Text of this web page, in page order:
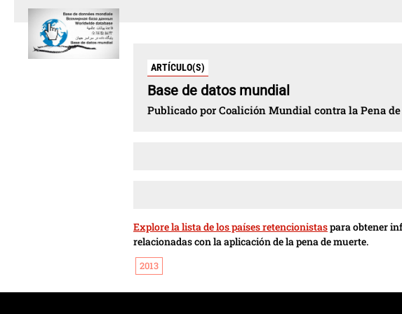
ARTÍCULO(S)
Base de datos mundial
Publicado por Coalición Mundial contra la Pena de
Explore la lista de los países retencionistaspara obtener
relacionadas con la aplicación de la pena de muerte.
2013